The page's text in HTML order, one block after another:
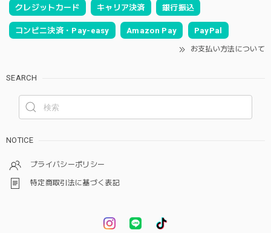
クレジットカード キャリア決済 銀行振込
コンビニ決済・Pay-easy Amazon Pay PayPal
お支払い方法について
SEARCH
NOTICE
プライバシーポリシー
特定商取引法に基づく表記